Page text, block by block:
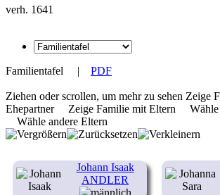
verh. 1641
Familientafel | PDF
Ziehen oder scrollen, um mehr zu sehen Zeige
Ehepartner
Zeige Familie mit Eltern
Wähle andere Eltern
Johann Isaak
ANDLER